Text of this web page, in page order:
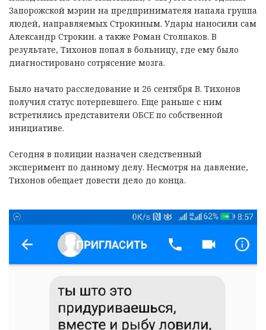
Запорожской мэрии на предпринимателя напала группа
людей, направляемых Строкиным. Удары наносили сам
Александр Строкин. а также Роман Столпаков. В
результате, Тихонов попал в больницу, где ему было
диагностировано сотрясение мозга.
Было начато расследование и 26 сентября В. Тихонов
получил статус потерпевшего. Еще раньше с ним
встретились представители ОБСЕ по собственной
инициативе.
Сегодня в полиции назначен следственный
эксперимент по данному делу. Несмотря на давление,
Тихонов обещает довести дело до конца.